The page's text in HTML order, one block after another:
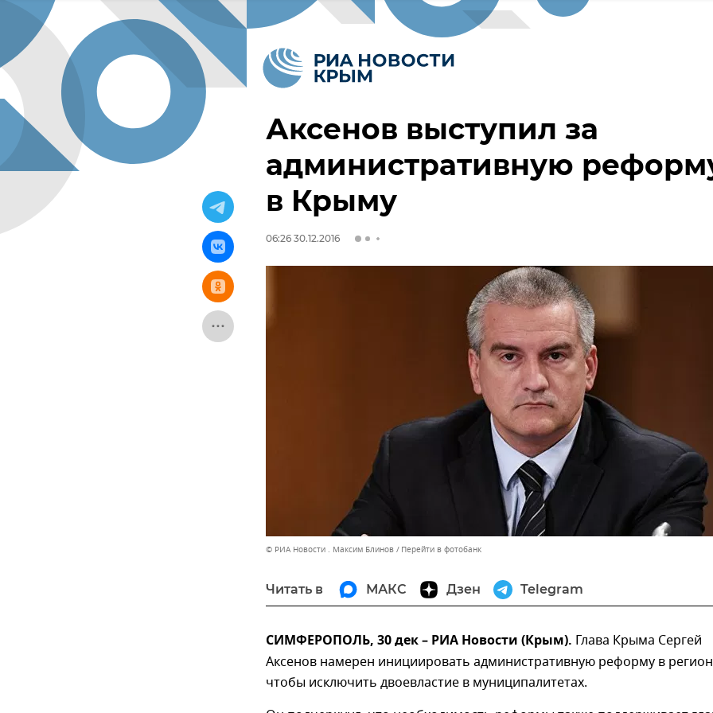
Аксенов выступил за
административную
в Крыму
06:26 30.12.2016
© РИА Новости . Максим Блинов Перейти в фотобанк
Читать в МАКС Дзен Telegram
СИМФЕРОПОЛЬ, 30 дек – РИА Новости (Крым). Глава Крыма Сергей
Аксенов намерен инициировать административную реформу в
чтобы исключить двоевластие в муниципалитетах.